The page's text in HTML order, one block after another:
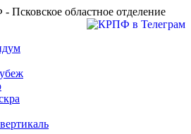
Псковское областное отделение